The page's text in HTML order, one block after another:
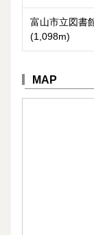
富山市立図書
(1,098m)
MAP